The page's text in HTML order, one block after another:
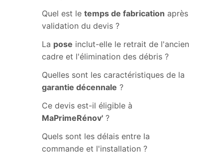
Quel est le temps de fabrication après
validation du devis ?
La pose inclut-elle le retrait de l'ancien
cadre et l'élimination des débris ?
Quelles sont les caractéristiques de la
garantie décennale ?
Ce devis est-il éligible à
MaPrimeRénov' ?
Quels sont les délais entre la
commande et l'installation ?